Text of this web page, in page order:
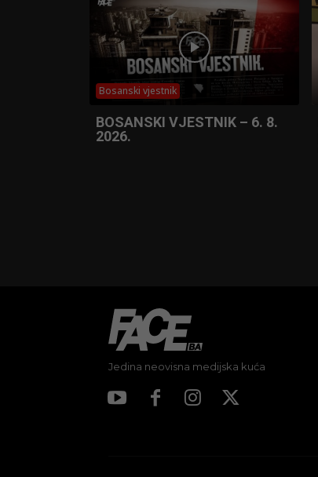
Bosanski vjestnik
BOSANSKI VJESTNIK – 6. 8.
2026.
Jedina neovisna medijska kuća